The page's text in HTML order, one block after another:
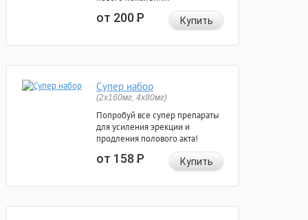
от 200Р Купить
Супер набор
(2х160мг, 4х80мг)
Попробуй все супер препараты
для усиления эрекции и
продления полового акта!
от 158Р Купить